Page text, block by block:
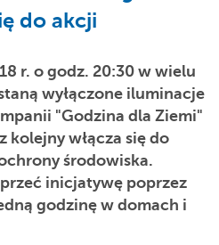
do akcji
r. o godz. 20:30 w wielu
wyłączone iluminacje
"Godzina dla Ziemi"
kolejny włącza się do
środowiska.
inicjatywę poprzez
godzinę w domach i